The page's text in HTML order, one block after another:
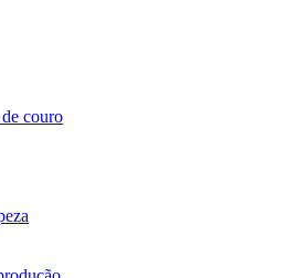
couro